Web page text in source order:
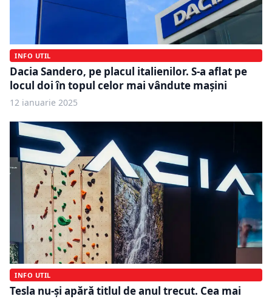
INFO UTIL
Dacia Sandero, pe placul italienilor. S-a aflat pe
locul doi în topul celor mai vândute mașini
12 ianuarie 2025
INFO UTIL
Tesla nu-şi apără titlul de anul trecut. Cea mai